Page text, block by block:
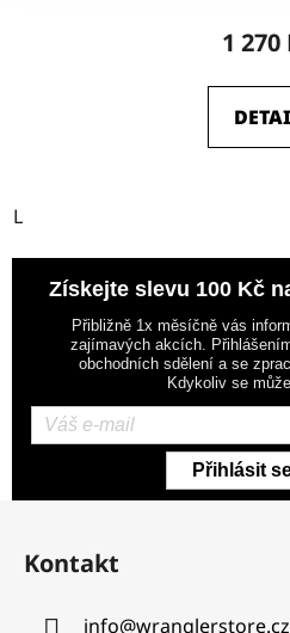
1 270
L
Získejte slevu 100 Kč
Přibližně 1x měsíčně vás
zajímavých akcích.
obchodních sdělení a se
Kdykoliv se
Přihlásit
Z
Kontakt
info@wranglerstore.cz